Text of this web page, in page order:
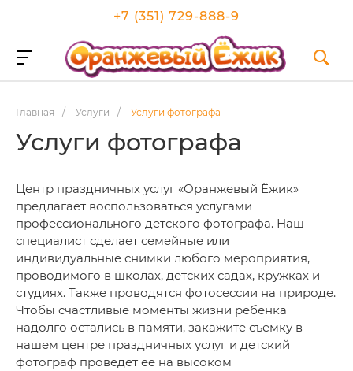
+7 (351) 729-888-9
Главная / Услуги / Услуги фотографа
Услуги фотографа
Центр праздничных услуг «Оранжевый Ёжик»
предлагает воспользоваться услугами
профессионального детского фотографа. Наш
специалист сделает семейные или
индивидуальные снимки любого мероприятия,
проводимого в школах, детских садах, кружках и
студиях. Также проводятся фотосессии на природе.
Чтобы счастливые моменты жизни ребенка
надолго остались в памяти, закажите съемку в
нашем центре праздничных услуг и детский
фотограф проведет ее на высоком